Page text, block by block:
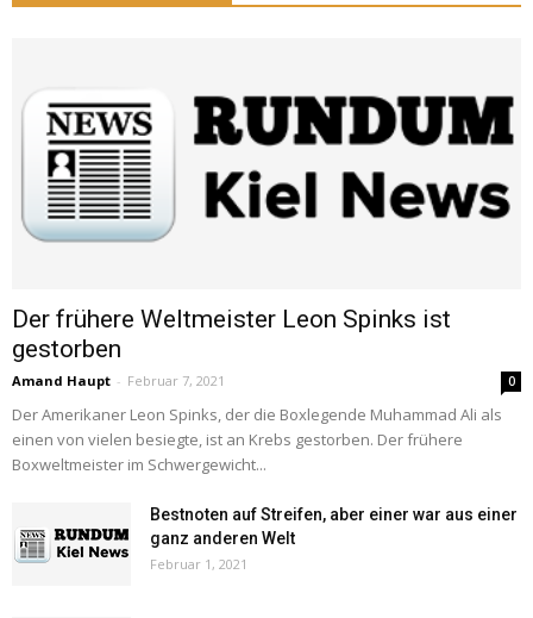
Der frühere Weltmeister Leon Spinks ist
gestorben
Amand Haupt - Februar 7, 2021 0
Der Amerikaner Leon Spinks, der die Boxlegende Muhammad Ali als
einen von vielen besiegte, ist an Krebs gestorben. Der frühere
Boxweltmeister im Schwergewicht...
Bestnoten auf Streifen, aber einer war aus einer
ganz anderen Welt
Februar 1, 2021